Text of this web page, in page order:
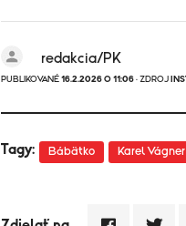
redakcia/PK
PUBLIKOVANÉ 16.2.2026 O 11:06 · ZDROJ
Tagy: Bábätko Karel Vágner